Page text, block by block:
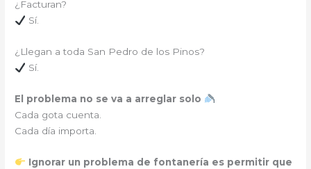
¿Facturan?
Sí.
¿Llegan a toda San Pedro de los Pinos?
Sí.
El problema no se va a arreglar solo
Cada gota cuenta.
Cada día importa.
Ignorar un problema de fontanería es permitir que